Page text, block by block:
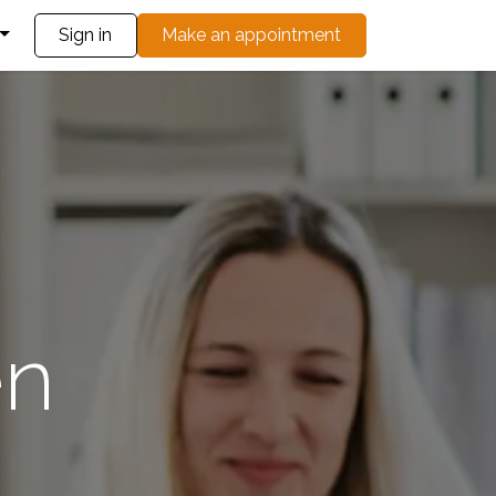
Blog Sign in Make an appointment